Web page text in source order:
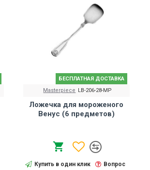
БЕСПЛАТНАЯ ДОСТАВКА
Masterpiece LB-206-28-MP
Ложечка для мороженого
Венус (6 предметов)
Купить в один клик Вопрос